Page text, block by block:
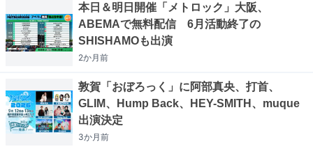
本日＆明日開催「メトロック」大阪、
ABEMAで無料配信 6月活動終了の
SHISHAMOも出演
2か月前
敦賀「おぼろっく」に阿部真央、打首、
GLIM、Hump Back、HEY-SMITH、muque
出演決定
3か月前